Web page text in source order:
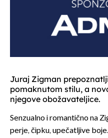
Juraj Zigman
pomaknutom stilu, a
njegove obožavateljice.
Senzualno i romantično na
perje, čipku, upečatljive